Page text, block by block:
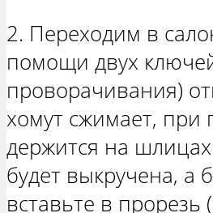
2. Переходим в
помощи двух
проворачивания)
хомут сжимает,
держится на шлицах
будет выкручена, а
вставьте в прорезь